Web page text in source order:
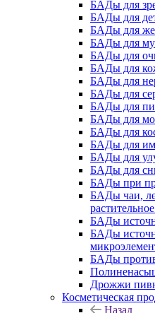
БАДы для
БАДы для
БАДы для
БАДы для
БАДы для
БАДы для
БАДы для
БАДы для
БАДы для
БАДы для
БАДы для
БАДы для
БАДы для
БАДы для
БАДы при
БАДы чаи,
БАДы
БАДы
БАДы против
Дрожжи
Косметическая
Назад